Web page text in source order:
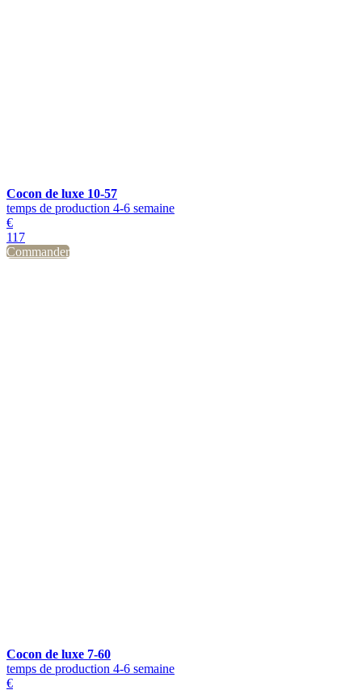
Cocon de luxe 10-57
temps de production 4-6 semaine
€
117
Commander
Cocon de luxe 7-60
temps de production 4-6 semaine
€